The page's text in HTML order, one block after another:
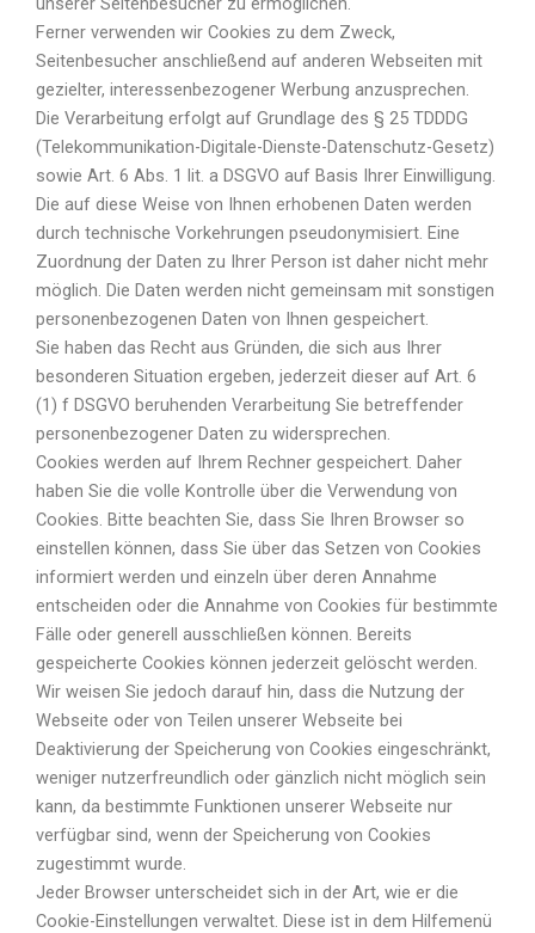
Ferner verwenden wir Cookies zu dem Zweck,
Seitenbesucher anschließend auf anderen Webseiten mit
gezielter, interessenbezogener Werbung anzusprechen.
Die Verarbeitung erfolgt auf Grundlage des § 25 TDDDG
(Telekommunikation-Digitale-Dienste-Datenschutz-Gesetz)
sowie Art. 6 Abs. 1 lit. a DSGVO auf Basis Ihrer Einwilligung.
Die auf diese Weise von Ihnen erhobenen Daten werden
durch technische Vorkehrungen pseudonymisiert. Eine
Zuordnung der Daten zu Ihrer Person ist daher nicht mehr
möglich. Die Daten werden nicht gemeinsam mit sonstigen
personenbezogenen Daten von Ihnen gespeichert.
Sie haben das Recht aus Gründen, die sich aus Ihrer
besonderen Situation ergeben, jederzeit dieser auf Art. 6
(1) f DSGVO beruhenden Verarbeitung Sie betreffender
personenbezogener Daten zu widersprechen.
Cookies werden auf Ihrem Rechner gespeichert. Daher
haben Sie die volle Kontrolle über die Verwendung von
Cookies. Bitte beachten Sie, dass Sie Ihren Browser so
einstellen können, dass Sie über das Setzen von Cookies
informiert werden und einzeln über deren Annahme
entscheiden oder die Annahme von Cookies für bestimmte
Fälle oder generell ausschließen können. Bereits
gespeicherte Cookies können jederzeit gelöscht werden.
Wir weisen Sie jedoch darauf hin, dass die Nutzung der
Webseite oder von Teilen unserer Webseite bei
Deaktivierung der Speicherung von Cookies eingeschränkt,
weniger nutzerfreundlich oder gänzlich nicht möglich sein
kann, da bestimmte Funktionen unserer Webseite nur
verfügbar sind, wenn der Speicherung von Cookies
zugestimmt wurde.
Jeder Browser unterscheidet sich in der Art, wie er die
Cookie-Einstellungen verwaltet. Diese ist in dem Hilfemenü